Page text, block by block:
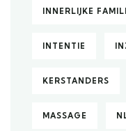
INNERLIJKE
INTENTIE
KERSTANDERS
MASSAGE